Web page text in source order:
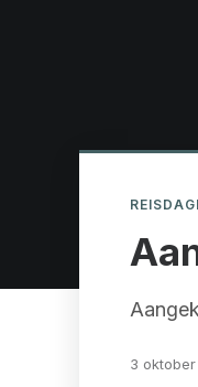
3 oktober